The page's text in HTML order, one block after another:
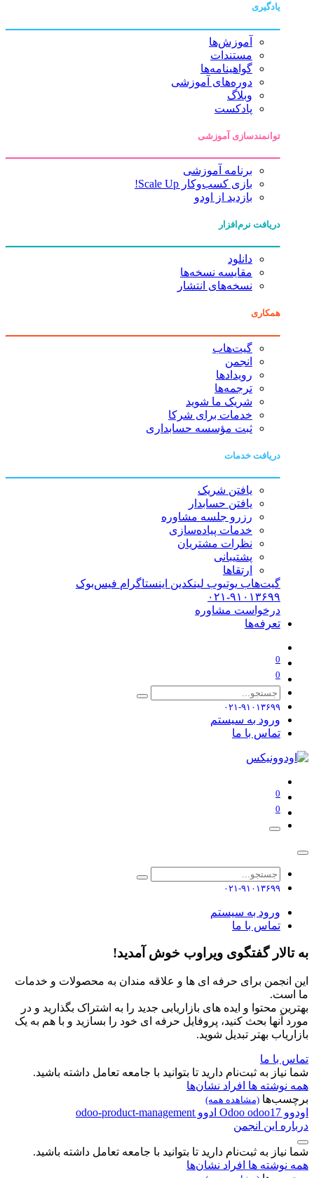
یادگیری
آموزش‌ها
مستندات
گواهینامه‌ها
دوره‌های آموزشی
وبلاگ
پادکست
توانمندسازی آموزشی
برنامه آموزشی
بازی کسب‌وکار Scale Up!
بازدید از اودو
دریافت نرم‌افزار
دانلود
مقایسه نسخه‌ها
نسخه‌های انتشار
همکاری
گیت‌هاب
انجمن
رویدادها
ترجمه‌ها
شریک ما شوید
خدمات برای شرکا
ثبت مؤسسه حسابداری
دریافت خدمات
یافتن شریک
یافتن حسابدار
رزرو جلسه مشاوره
خدمات پیاده‌سازی
نظرات مشتریان
پشتیبانی
ارتقاها
گیت‌هاب یوتیوب لینکدین اینستاگرام فیس‌بوک
۰۲۱-۹۱۰۱۳۶۹۹
درخواست مشاوره
تعرفه‌ها
0
0
۰۲۱-۹۱۰۱۳۶۹۹
ورود به سیستم
تماس با ما
0
0
۰۲۱-۹۱۰۱۳۶۹۹
ورود به سیستم
تماس با ما
به تالار گفتگوی ویراوب خوش آمدید!
این انجمن برای حرفه ای ها و علاقه مندان به محصولات و خدمات
ما است.
بهترین محتوا و ایده های بازاریابی جدید را به اشتراک بگذارید و در
مورد آنها بحث کنید، پروفایل حرفه ای خود را بسازید و با هم به یک
بازاریاب بهتر تبدیل شوید.
تماس با ما
شما نیاز به ثبت‌نام دارید تا بتوانید با جامعه تعامل داشته باشید.
همه نوشته ها افراد نشان‌ها
برچسب‌ها (مشاهده همه)
اودوو Odoo odoo17 ادوو odoo-product-management
درباره این انجمن
شما نیاز به ثبت‌نام دارید تا بتوانید با جامعه تعامل داشته باشید.
همه نوشته ها افراد نشان‌ها